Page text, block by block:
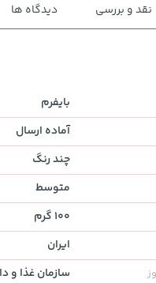
169,900 تومان
نقد و بررسی دیدگاه ها
بایفرم
آماده ارسال
چند رنگ
متوسط
100 گرم
ایران
سازمان غذا و